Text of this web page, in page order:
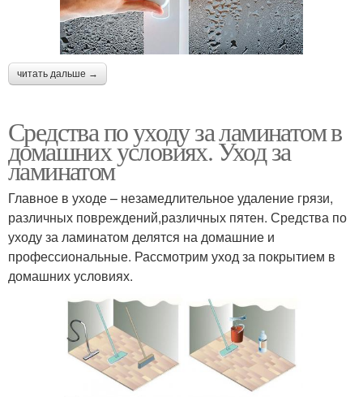
читать дальше →
Средства по уходу за ламинатом в
домашних условиях. Уход за
ламинатом
Главное в уходе – незамедлительное удаление грязи,
различных повреждений,различных пятен. Средства по
уходу за ламинатом делятся на домашние и
профессиональные. Рассмотрим уход за покрытием в
домашних условиях.